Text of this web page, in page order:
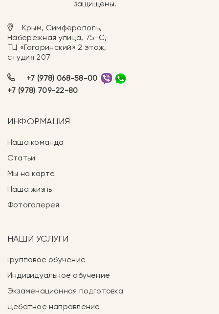
защищены.
Крым, Симферополь,
Набережная улица, 75-С,
ТЦ «Гагаринский» 2 этаж,
студия 207
+7 (978) 068-58-00
+7 (978) 709-22-80
ИНФОРМАЦИЯ
Наша команда
Статьи
Мы на карте
Наша жизнь
Фотогалерея
НАШИ УСЛУГИ
Групповое обучение
Индивидуальное обучение
Экзаменационная подготовка
Дебатное направление